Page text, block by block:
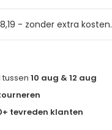
- zonder extra kosten.
tussen10 aug & 12 aug
tevreden klanten